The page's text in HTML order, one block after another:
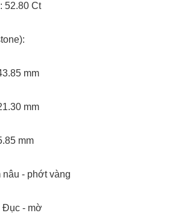
52.80 Ct
mm
mm
mm
nâu - phớt vàng
Đục - mờ